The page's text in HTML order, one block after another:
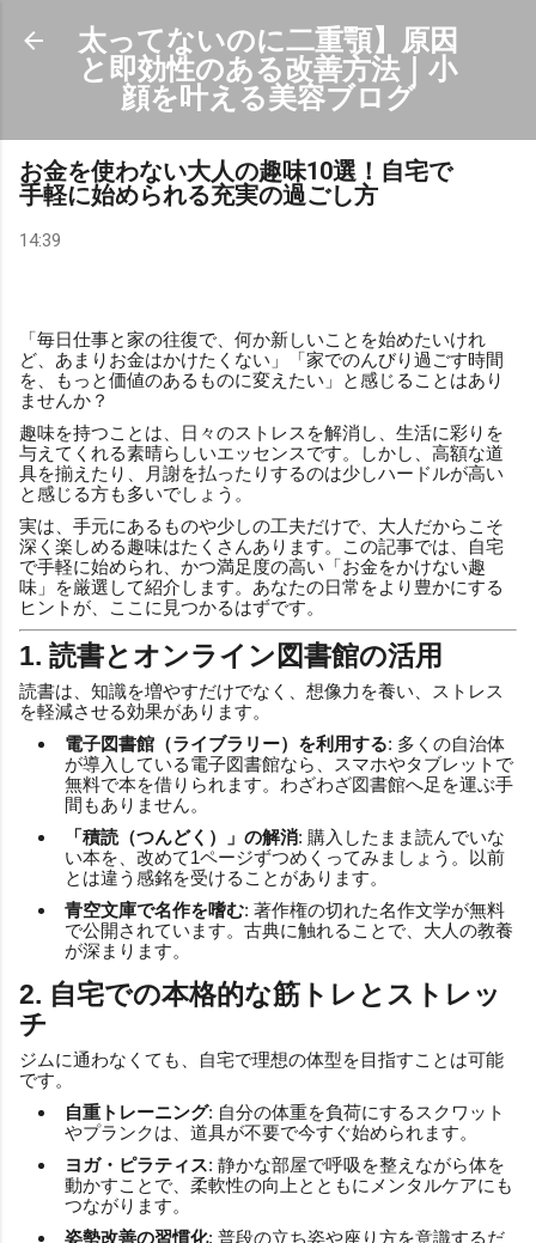
スキップしてメイン コンテンツに移動
太ってないのに二重顎】原因
と即効性のある改善方法｜小
顔を叶える美容ブログ
お金を使わない大人の趣味10選！自宅で
手軽に始められる充実の過ごし方
14:39
「毎日仕事と家の往復で、何か新しいことを始めたいけれ
ど、あまりお金はかけたくない」「家でのんびり過ごす時間
を、もっと価値のあるものに変えたい」と感じることはあり
ませんか？
趣味を持つことは、日々のストレスを解消し、生活に彩りを
与えてくれる素晴らしいエッセンスです。しかし、高額な道
具を揃えたり、月謝を払ったりするのは少しハードルが高い
と感じる方も多いでしょう。
実は、手元にあるものや少しの工夫だけで、大人だからこそ
深く楽しめる趣味はたくさんあります。この記事では、自宅
で手軽に始められ、かつ満足度の高い「お金をかけない趣
味」を厳選して紹介します。あなたの日常をより豊かにする
ヒントが、ここに見つかるはずです。
1. 読書とオンライン図書館の活用
読書は、知識を増やすだけでなく、想像力を養い、ストレス
を軽減させる効果があります。
電子図書館（ライブラリー）を利用する: 多くの自治体
が導入している電子図書館なら、スマホやタブレットで
無料で本を借りられます。わざわざ図書館へ足を運ぶ手
間もありません。
「積読（つんどく）」の解消: 購入したまま読んでいな
い本を、改めて1ページずつめくってみましょう。以前
とは違う感銘を受けることがあります。
青空文庫で名作を嗜む: 著作権の切れた名作文学が無料
で公開されています。古典に触れることで、大人の教養
が深まります。
2. 自宅での本格的な筋トレとストレッ
チ
ジムに通わなくても、自宅で理想の体型を目指すことは可能
です。
自重トレーニング: 自分の体重を負荷にするスクワット
やプランクは、道具が不要で今すぐ始められます。
ヨガ・ピラティス: 静かな部屋で呼吸を整えながら体を
動かすことで、柔軟性の向上とともにメンタルケアにも
つながります。
姿勢改善の習慣化: 普段の立ち姿や座り方を意識するだ